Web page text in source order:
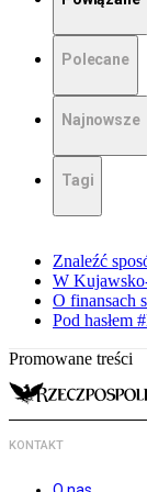
Polecane
Najnowsze
Tagi
Znaleźć
W
O finansach
Pod hasłem
Promowane treści
KONTAKT